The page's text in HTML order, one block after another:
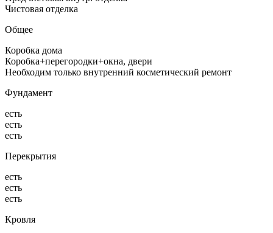
Чистовая отделка
Общее
Коробка дома
Коробка+перегородки+окна, двери
Необходим только внутренний косметический ремонт
Фундамент
есть
есть
есть
Перекрытия
есть
есть
есть
Кровля